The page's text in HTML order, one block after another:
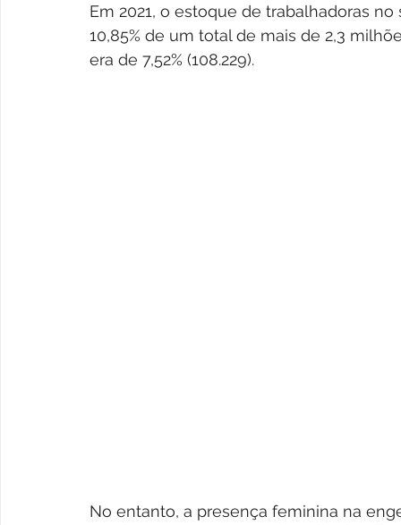
Em 2021, o estoque de trabalhadoras
10,85% de um total de mais de 2,3
era de 7,52% (108.229).
No entanto, a presença feminina na